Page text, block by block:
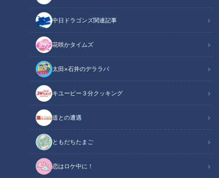
中日ドラゴンズ関連記事
花咲かタイムズ
太田×石井のデララバ
キユーピー３分クッキング
道との遭遇
ともだちたまご
恋はロケ中に！
CBCテレビ：画像 『チャント！』
この記事の画像